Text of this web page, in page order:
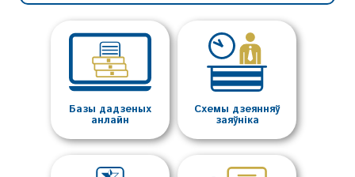
Базы дадзеных
анлайн
Схемы дзеянняў
заяўніка